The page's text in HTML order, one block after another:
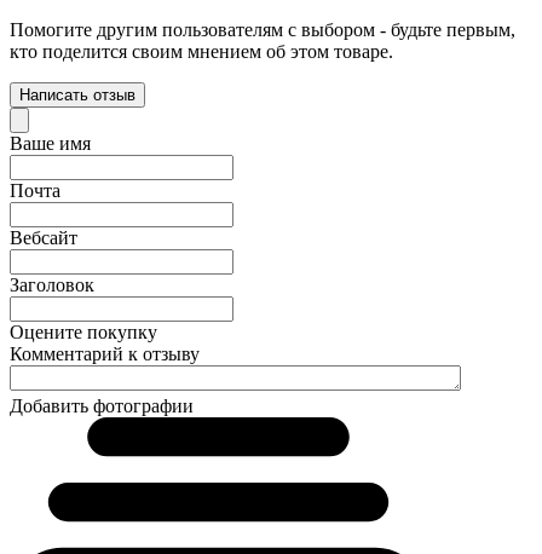
Помогите другим пользователям с выбором - будьте первым,
кто поделится своим мнением об этом товаре.
Написать отзыв
Ваше имя
Почта
Вебсайт
Заголовок
Оцените покупку
Комментарий к отзыву
Добавить фотографии